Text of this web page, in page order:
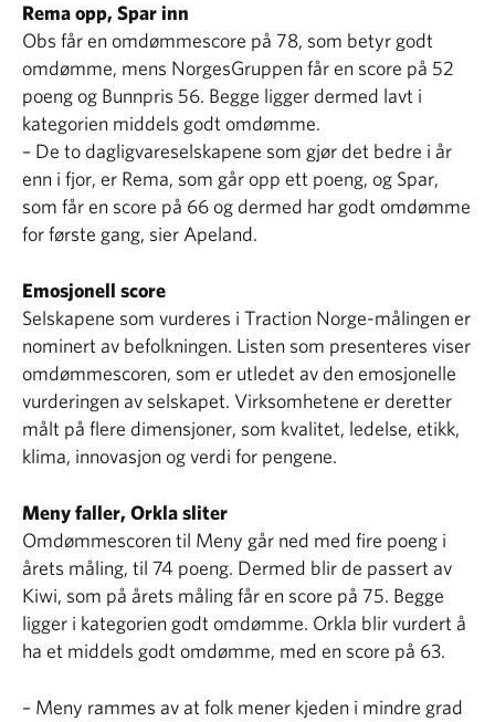
Rema opp, Spar inn
Obs får en omdømmescore på 78, som betyr godt
omdømme, mens NorgesGruppen får en score på 52
poeng og Bunnpris 56. Begge ligger dermed lavt i
kategorien middels godt omdømme.
– De to dagligvareselskapene som gjør det bedre i år
enn i fjor, er Rema, som går opp ett poeng, og Spar,
som får en score på 66 og dermed har godt omdømme
for første gang, sier Apeland.
Emosjonell score
Selskapene som vurderes i Traction Norge-målingen er
nominert av befolkningen. Listen som presenteres viser
omdømmescoren, som er utledet av den emosjonelle
vurderingen av selskapet. Virksomhetene er deretter
målt på flere dimensjoner, som kvalitet, ledelse, etikk,
klima, innovasjon og verdi for pengene.
Meny faller, Orkla sliter
Omdømmescoren til Meny går ned med fire poeng i
årets måling, til 74 poeng. Dermed blir de passert av
Kiwi, som på årets måling får en score på 75. Begge
ligger i kategorien godt omdømme. Orkla blir vurdert å
ha et middels godt omdømme, med en score på 63.
– Meny rammes av at folk mener kjeden i mindre grad